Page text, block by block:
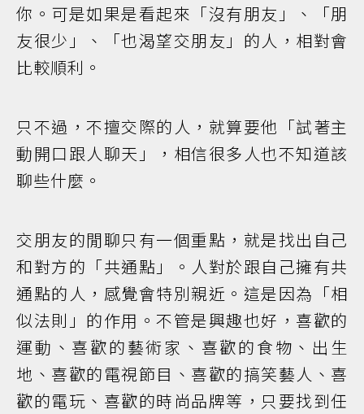
你。可是如果是看起來「沒有朋友」、「朋
友很少」、「也渴望交朋友」的人，相對會
比較順利。
只不過，不擅交際的人，就算要他「試著主
動開口跟人聊天」，相信很多人也不知道該
聊些什麼。
交朋友的閒聊只有一個重點，就是找出自己
和對方的「共通點」。人對於跟自己擁有共
通點的人，感覺會特別親近。這是因為「相
似法則」的作用。不管是興趣也好，喜歡的
運動、喜歡的藝術家、喜歡的食物、出生
地、喜歡的電視節目、喜歡的搞笑藝人、喜
歡的電玩、喜歡的時尚品牌等，只要找到任